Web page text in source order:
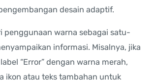
desain adaptif.
penggunaan warna sebagai satu-
informasi. Misalnya, jika
“Error” dengan warna merah,
ikon atau teks tambahan untuk